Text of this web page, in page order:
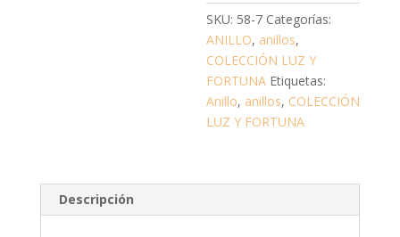
SKU: 58-7 Categorías:
ANILLO, anillos,
COLECCIÓN LUZ Y
FORTUNA Etiquetas:
Anillo, anillos, COLECCIÓN
LUZ Y FORTUNA
Descripción